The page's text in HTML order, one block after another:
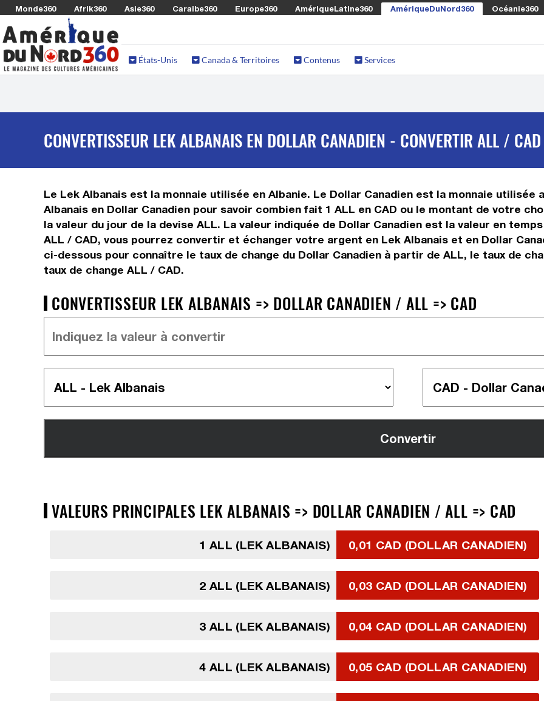
Monde360 Afrik360 Asie360 Caraibe360 Europe360 AmériqueLatine360 AmériqueDuNord360 Océanie360
États-Unis Canada & Territoires Contenus Services
CONVERTISSEUR LEK ALBANAIS EN DOLLAR CANADIEN - CONVERTIR ALL / CAD
Le Lek Albanais est la monnaie utilisée en Albanie. Le Dollar Canadien est la monnaie
Albanais en Dollar Canadien pour savoir combien fait 1 ALL en CAD ou le montant de votre
la valeur du jour de la devise ALL. La valeur indiquée de Dollar Canadien est la valeur en
ALL / CAD, vous pourrez convertir et échanger votre argent en Lek Albanais et en Dollar
ci-dessous pour connaître le taux de change du Dollar Canadien à partir de ALL, le taux de
taux de change ALL / CAD.
CONVERTISSEUR LEK ALBANAIS => DOLLAR CANADIEN / ALL => CAD
VALEURS PRINCIPALES LEK ALBANAIS => DOLLAR CANADIEN / ALL => CAD
1 ALL (LEK ALBANAIS) 0,01 CAD (DOLLAR CANADIEN)
2 ALL (LEK ALBANAIS) 0,03 CAD (DOLLAR CANADIEN)
3 ALL (LEK ALBANAIS) 0,04 CAD (DOLLAR CANADIEN)
4 ALL (LEK ALBANAIS) 0,05 CAD (DOLLAR CANADIEN)